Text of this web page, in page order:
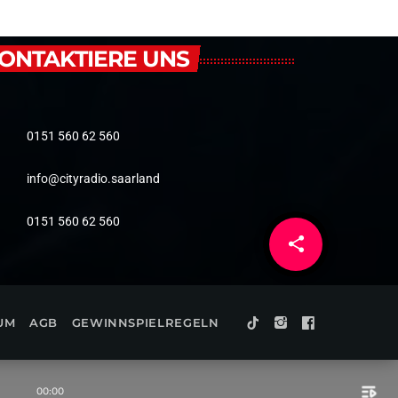
00:00 playlist_play
share
email
UNS
0151 560 62 560
info@cityradio.saarland
0151 560 62 560
AGB GEWINNSPIELREGELN